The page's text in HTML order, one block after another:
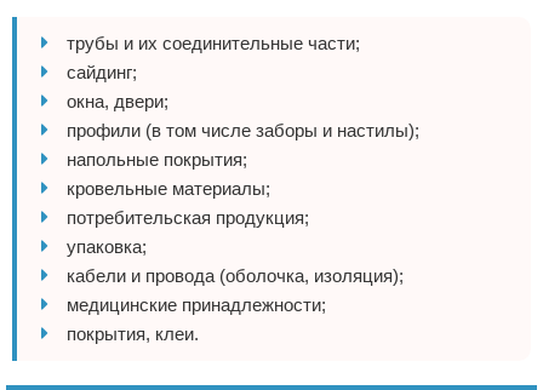
трубы и их соединительные части;
сайдинг;
окна, двери;
профили (в том числе заборы и настилы);
напольные покрытия;
кровельные материалы;
потребительская продукция;
упаковка;
кабели и провода (оболочка, изоляция);
медицинские принадлежности;
покрытия, клеи.